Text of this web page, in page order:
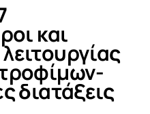
και
διατάξεις